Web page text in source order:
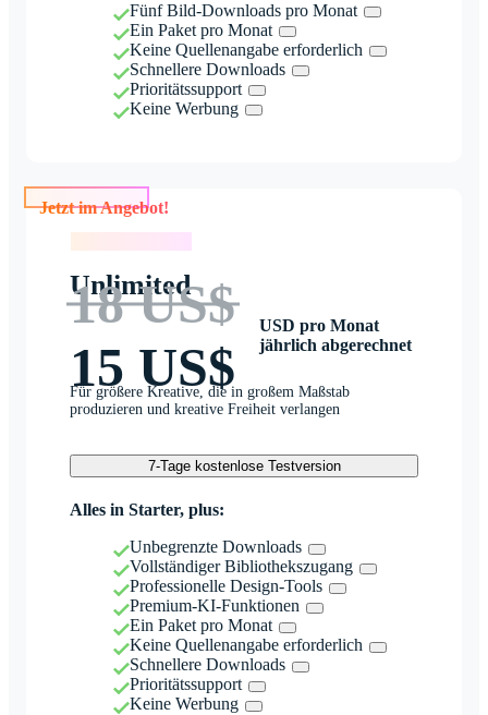
Fünf Bild-Downloads pro Monat
Ein Paket pro Monat
Keine Quellenangabe erforderlich
Schnellere Downloads
Prioritätssupport
Keine Werbung
Jetzt im Angebot!
Unlimited
18 US$
15 US$
USD pro Monat
jährlich abgerechnet
Für größere Kreative, die in großem Maßstab
produzieren und kreative Freiheit verlangen
7-Tage kostenlose Testversion
Alles in Starter, plus:
Unbegrenzte Downloads
Vollständiger Bibliothekszugang
Professionelle Design-Tools
Premium-KI-Funktionen
Ein Paket pro Monat
Keine Quellenangabe erforderlich
Schnellere Downloads
Prioritätssupport
Keine Werbung